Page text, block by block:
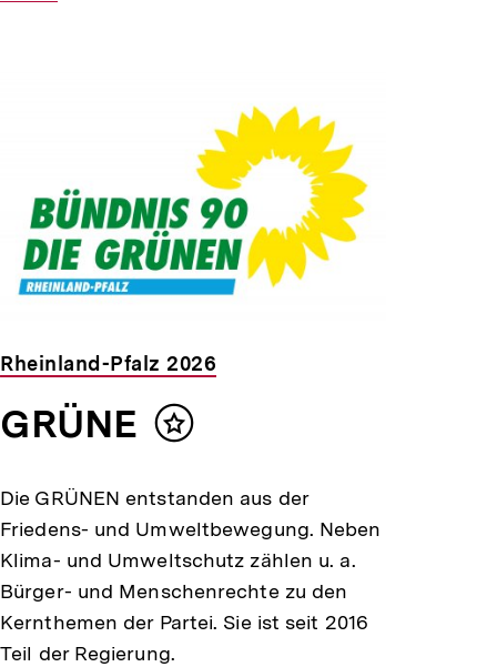
Rheinland-Pfalz 2026
GRÜNE
Inhalt
Die GRÜNEN entstanden aus der
Friedens- und Umweltbewegung. Neben
Klima- und Umweltschutz zählen u. a.
Bürger- und Menschenrechte zu den
Kernthemen der Partei. Sie ist seit 2016
Teil der Regierung.